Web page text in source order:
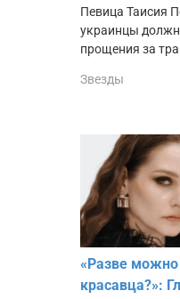
Певица Таисия
украинцы
прощения за
Звезды
«Разве можно
красавца?»: